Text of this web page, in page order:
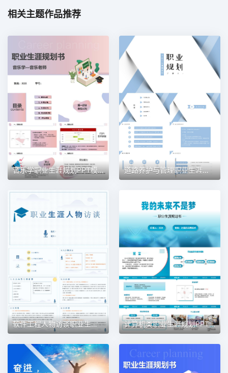
相关主题作品推荐
音乐学职业生涯规划PPT模板 道路养护与管理职业生涯规划PPT模板
软件工程人物访谈职业生涯规划PPT模板 计算机类职业生涯规划PPT模板